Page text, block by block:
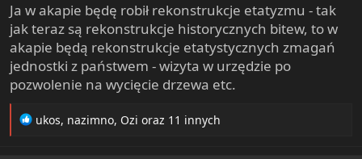
Ja w akapie będę robił rekonstrukcje etatyzmu - tak
jak teraz są rekonstrukcje historycznych bitew, to w
akapie będą rekonstrukcje etatystycznych zmagań
jednostki z państwem - wizyta w urzędzie po
pozwolenie na wycięcie drzewa etc.
R
ukos, nazimno, Ozi oraz 11 innych